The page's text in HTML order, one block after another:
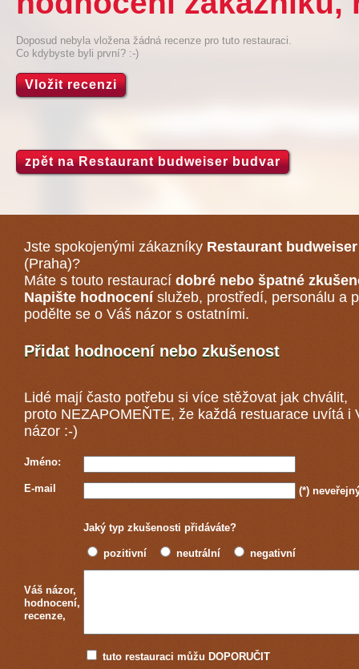
Doposud nebyla vložena žádná recenze pro tuto restauraci.
Co kdybyste byli první? :-)
Vložit recenzi
zpět na Restaurant budweiser budvar
Jste spokojenými zákazníky Restaurant
(Praha)?
Máte s touto restaurací dobré nebo špatné
Napište hodnocení služeb, prostředí, personálu a
podělte se o Váš názor s ostatními.
Přidat hodnocení nebo zkušenost
Lidé mají často potřebu si více stěžovat jak chválit,
proto NEZAPOMEŇTE, že každá restuarace uvítá i
názor :-)
Jméno:
E-mail (*)
Jaký typ zkušenosti přidáváte?
pozitivní neutrální negativní
Váš názor,
hodnocení,
recenze,
tuto restauraci můžu DOPORUČIT